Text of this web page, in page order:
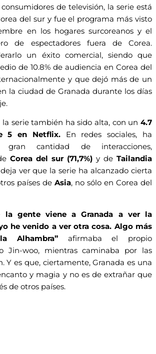
de televisión, la serie está
del sur y fue el programa más visto
en los hogares surcoreanos y el
de espectadores fuera de Corea.
un éxito comercial, siendo que
de 10.8% de audiencia en Corea del
y que dejó más de un
la ciudad de Granada durante los días
la serie también ha sido alta, con un 4.7
5 en Netflix.En redes sociales, ha
gran cantidad de interacciones,
Corea del sur (71,7%) y de Tailandia
ver que la serie ha alcanzado cierta
países de Asia, no sólo en Corea del
la gente viene a Granada a ver la
he venido a ver otra cosa. Algo más
Alhambra” afirmaba el propio
Jin-woo, mientras caminaba por las
Y es que, ciertamente, Granada es una
y magia y no es de extrañar que
de otros países.